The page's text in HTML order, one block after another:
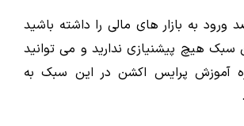
به بازار های مالی را داشته باشید
سبک هیچ پیشنیازی ندارید و می توانید
آموزش پرایس اکشن در این سبک به